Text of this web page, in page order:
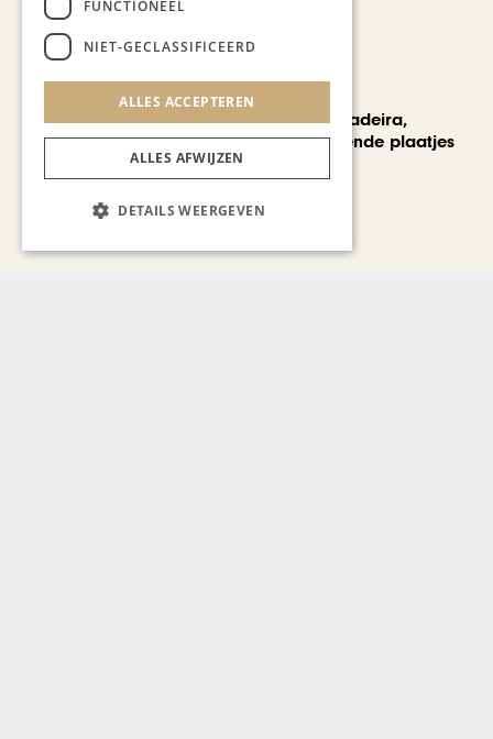
Een week op Madeira,
voorbij de bekende plaatjes
FUNCTIONEEL
NIET-GECLASSIFICEERD
ALLES ACCEPTEREN
ALLES AFWIJZEN
DETAILS WEERGEVEN